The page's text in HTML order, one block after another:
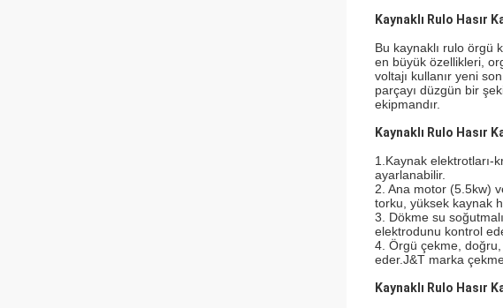
Kaynaklı Rulo Hasır
Bu kaynaklı rulo örgü
en büyük özellikleri,
voltajı kullanır yeni
parçayı düzgün bir
ekipmandır.
Kaynaklı Rulo Hasır
1.Kaynak elektrotları-
ayarlanabilir.
2. Ana motor (5.5kw)
torku , yüksek kaynak
3. Dökme su
elektrodunu kontrol
4. Örgü çekme,
eder.J&T marka
Kaynaklı Rulo Hasır